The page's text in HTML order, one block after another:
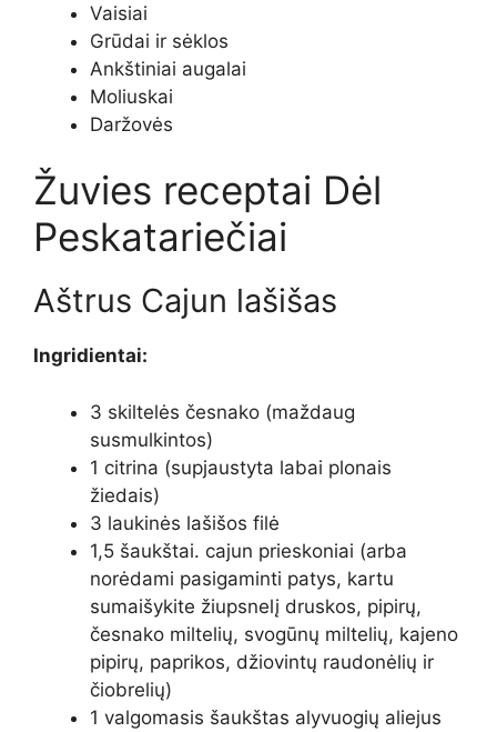
Vaisiai
Grūdai ir sėklos
Ankštiniai augalai
Moliuskai
Daržovės
Žuvies receptai Dėl
Peskatariečiai
Aštrus Cajun lašišas
Ingridientai:
3 skiltelės česnako (maždaug
susmulkintos)
1 citrina (supjaustyta labai plonais
žiedais)
3 laukinės lašišos filė
1,5 šaukštai. cajun prieskoniai (arba
norėdami pasigaminti patys, kartu
sumaišykite žiupsnelį druskos, pipirų,
česnako miltelių, svogūnų miltelių, kajeno
pipirų, paprikos, džiovintų raudonėlių ir
čiobrelių)
1 valgomasis šaukštas alyvuogių aliejus